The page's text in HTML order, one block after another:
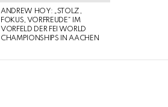
ANDREW HOY: „STOLZ,
FOKUS, VORFREUDE“ IM
VORFELD DER FEI WORLD
CHAMPIONSHIPS IN AACHEN